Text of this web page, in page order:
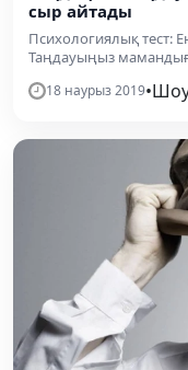
сыр айтады
Психологиялық тест:
Таңдауыңыз
18 наурыз 2019•